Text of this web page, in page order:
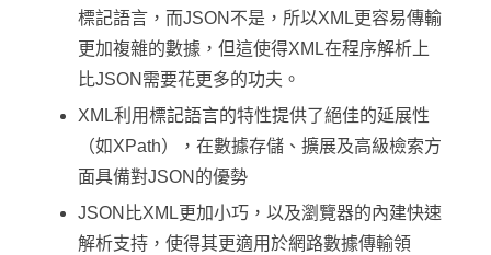
標記語言，而JSON不是，所以XML更容易傳輸
更加複雜的數據，但這使得XML在程序解析上
比JSON需要花更多的功夫。
XML利用標記語言的特性提供了絕佳的延展性
（如XPath），在數據存儲、擴展及高級檢索方
面具備對JSON的優勢
JSON比XML更加小巧，以及瀏覽器的內建快速
解析支持，使得其更適用於網路數據傳輸領